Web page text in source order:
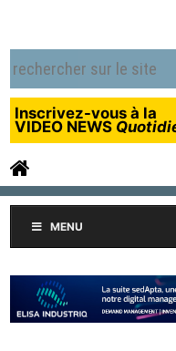
Inscrivez-vous à la
VIDEO NEWS
MENU